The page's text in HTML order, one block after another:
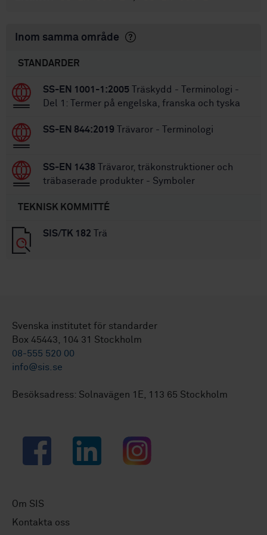
Inom samma område
STANDARDER
SS-EN 1001-1:2005 Träskydd - Terminologi -
Del 1: Termer på engelska, franska och tyska
SS-EN 844:2019 Trävaror - Terminologi
SS-EN 1438 Trävaror, träkonstruktioner och
träbaserade produkter - Symboler
TEKNISK KOMMITTÉ
SIS/TK 182 Trä
Svenska institutet för standarder
Box 45443, 104 31 Stockholm
08-555 520 00
info@sis.se
Besöksadress: Solnavägen 1E, 113 65 Stockholm
Facebook LinkedIn Instagram
Om SIS
Kontakta oss